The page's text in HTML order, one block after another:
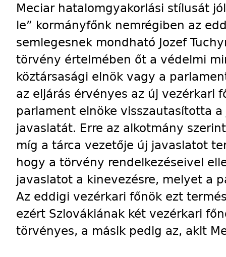
Meciar hatalomgyakorlási stílusát
le” kormányfőnk nemrégiben az
semlegesnek mondható Jozef
törvény értelmében őt a védelmi
köztársasági elnök vagy a
az eljárás érvényes az új vezérkari
parlament elnöke visszautasította
javaslatát. Erre az alkotmány
míg a tárca vezetője új javaslatot
hogy a törvény rendelkezéseivel
javaslatot a kinevezésre, melyet a
Az eddigi vezérkari főnök ezt
ezért Szlovákiának két vezérkari
törvényes, a másik pedig az, akit